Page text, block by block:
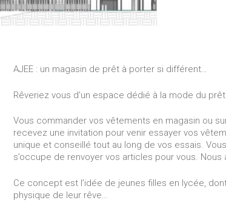
AJEE : un magasin de prêt à porter si différent…
Rêveriez vous d’un espace dédié à la mode du
Vous commander vos vêtements en magasin ou
recevez une invitation pour venir essayer vos
unique et conseillé tout au long de vos essais.
s’occupe de renvoyer vos articles pour vous.
Ce concept est l’idée de jeunes filles en lycée,
physique de leur rêve…